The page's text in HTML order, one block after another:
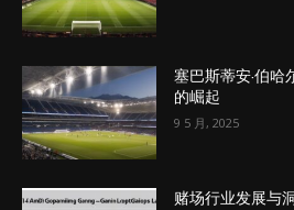
塞巴斯蒂安·伯哈
的崛起
9 5 月, 2025
赌场行业发展与